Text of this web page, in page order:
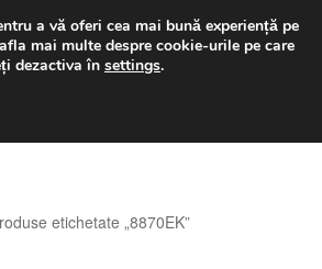
33 lei
- 4 p.m.031 229 6816
etichetate „8870EK”
a vă oferi cea mai bună experiență pe
mai multe despre cookie-urile pe care
dezactiva în settings.